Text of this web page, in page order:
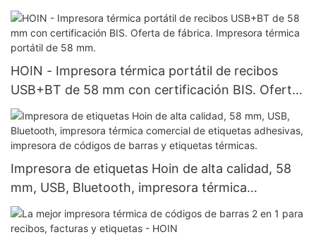
Bluetooth, compatible con códigos de barras
1D/2D
HOIN - Impresora térmica portátil de recibos
USB+BT de 58 mm con certificación BIS. Oferta
de fábrica. Impresora térmica portátil de 58 mm.
Impresora de etiquetas Hoin de alta calidad, 58
mm, USB, Bluetooth, impresora térmica
comercial de etiquetas adhesivas, impresora de
códigos de barras y etiquetas térmicas.